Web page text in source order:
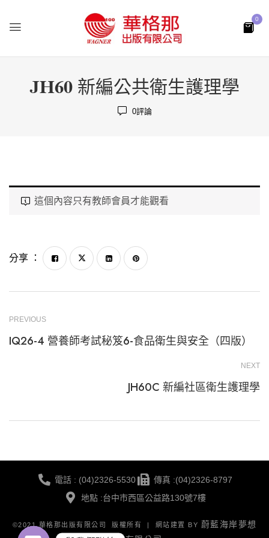
0
JH60 新編公共衛生護理學
0評論
這個內容只有教師會員才能觀看
分享 ：
PREVIOUS
IQ26-4 營養師考試秘笈6-食品衛生與安全（四版）
NEXT
JH60C 新編社區衛生護理學
電話 : (04)2326-5530
傳真 :(04)2326-8797
地點 :台中市西區公益路130號7樓
©2021 華格那出版有限公司 版權所有 | 網站建置 BY 蔚藍海岸夢想